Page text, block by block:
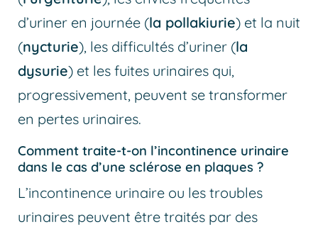
d’uriner en journée (la pollakiurie) et la nuit
(nycturie), les difficultés d’uriner (la
dysurie) et les fuites urinaires qui,
progressivement, peuvent se transformer
en pertes urinaires.
Comment traite-t-on l’incontinence urinaire
dans le cas d’une sclérose en plaques ?
L’incontinence urinaire ou les troubles
urinaires peuvent être traités par des